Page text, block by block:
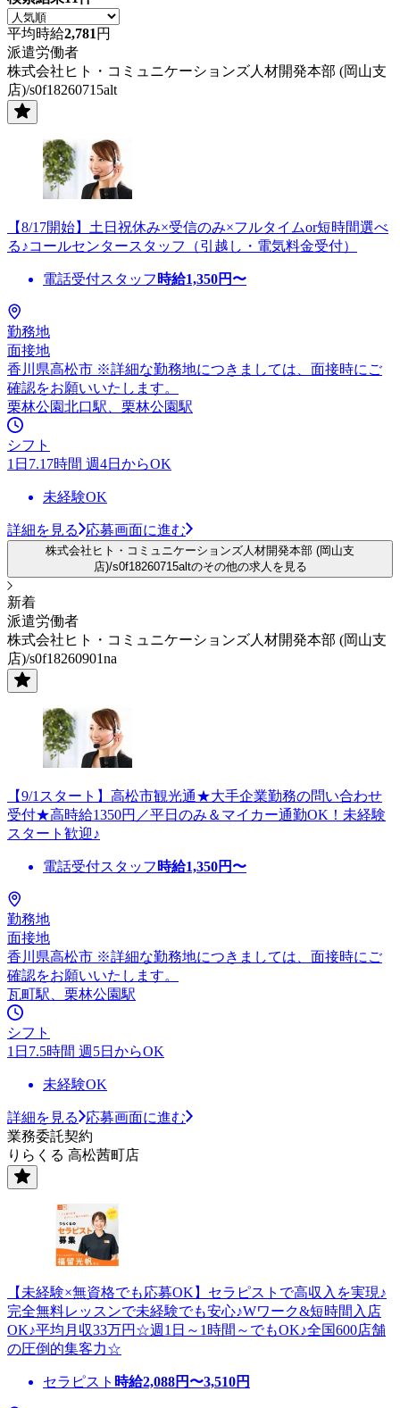
平均時給2,781 円
派遣労働者
株式会社ヒト・コミュニケーションズ人材開発本部 (岡山支
店)/s0f18260715alt
【8/17開始】土日祝休み×受信のみ×フルタイムor短時間選べ
る♪コールセンタースタッフ（引越し・電気料金受付）
電話受付スタッフ 時給1,350円〜
勤務地
面接地
香川県高松市 ※詳細な勤務地につきましては、面接時にご
確認をお願いいたします。
栗林公園北口駅、栗林公園駅
シフト
1日7.17時間 週4日からOK
未経験OK
詳細を見る 応募画面に進む
株式会社ヒト・コミュニケーションズ人材開発本部 (岡山支
店)/s0f18260715altのその他の求人を見る
新着
派遣労働者
株式会社ヒト・コミュニケーションズ人材開発本部 (岡山支
店)/s0f18260901na
【9/1スタート】高松市観光通★大手企業勤務の問い合わせ
受付★高時給1350円／平日のみ＆マイカー通勤OK！未経験
スタート歓迎♪
電話受付スタッフ 時給1,350円〜
勤務地
面接地
香川県高松市 ※詳細な勤務地につきましては、面接時にご
確認をお願いいたします。
瓦町駅、栗林公園駅
シフト
1日7.5時間 週5日からOK
未経験OK
詳細を見る
応募画面に進む
業務委託契約
りらくる 高松茜町店
【未経験×無資格でも応募OK】セラピストで高収入を実現♪
完全無料レッスンで未経験でも安心♪Wワーク&短時間入店
OK♪平均月収33万円☆週1日～1時間～でもOK♪全国600店舗
の圧倒的集客力☆
セラピスト 時給2,088円〜3,510円